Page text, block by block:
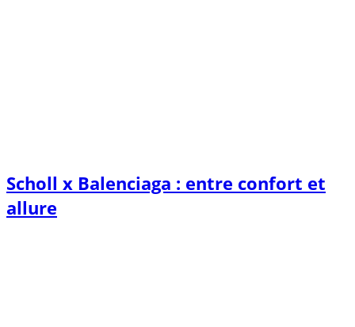
Scholl x Balenciaga : entre confort et
allure